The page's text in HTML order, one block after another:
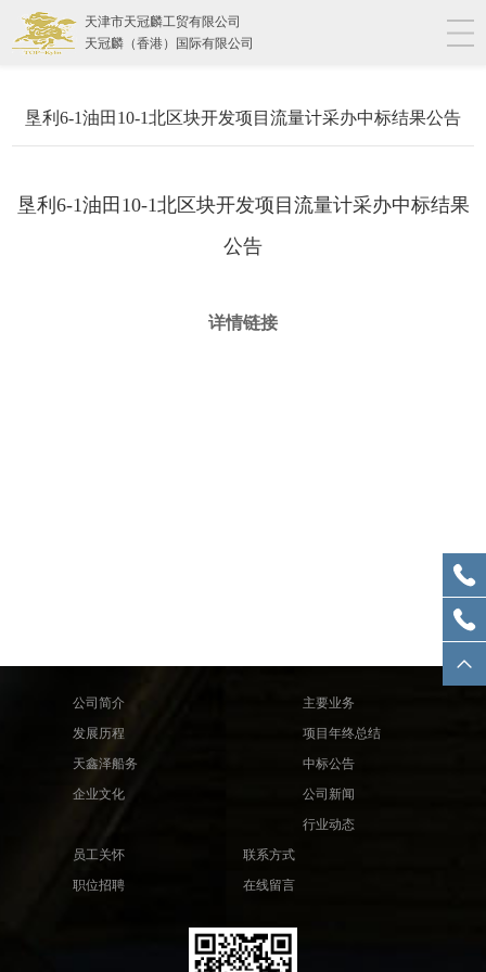
天津市天冠麟工贸有限公司
天冠麟（香港）国际有限公司
垦利6-1油田10-1北区块开发项目流量计采办中标结果公告
垦利6-1油田10-1北区块开发项目流量计采办中标结果
公告
详情链接
公司简介
发展历程
天鑫泽船务
企业文化
主要业务
项目年终总结
中标公告
公司新闻
行业动态
员工关怀
职位招聘
联系方式
在线留言